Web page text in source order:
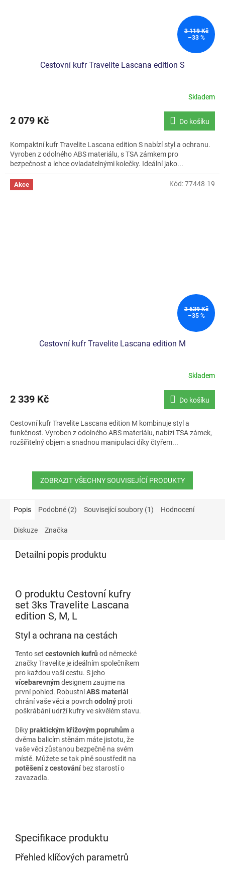
3 119 Kč
–33 %
Cestovní kufr Travelite Lascana edition S
Skladem
2 079 Kč Do košíku
Kompaktní kufr Travelite Lascana edition S nabízí styl a ochranu.
Vyroben z odolného ABS materiálu, s TSA zámkem pro
bezpečnost a lehce ovladatelnými kolečky. Ideální jako...
Akce
3 639 Kč
–35 %
Cestovní kufr Travelite Lascana edition M
Skladem
2 339 Kč Do košíku
Cestovní kufr Travelite Lascana edition M kombinuje styl a
funkčnost. Vyroben z odolného ABS materiálu, nabízí TSA zámek,
rozšířitelný objem a snadnou manipulaci díky čtyřem...
Kód:77448-19
ZOBRAZIT VŠECHNY SOUVISEJÍCÍ PRODUKTY
Popis Podobné (2) Související soubory (1) Hodnocení
Diskuze Značka
Detailní popis produktu
O produktu Cestovní kufry
set 3ks Travelite Lascana
edition S, M, L
Styl a ochrana na cestách
Tento set cestovních kufrů od německé
značky Travelite je ideálním společníkem
pro každou vaši cestu. S jeho
vícebarevnýmdesignem zaujme na
první pohled. RobustníABS materiál
chrání vaše věci a povrch odolný proti
poškrábání udrží kufry ve skvělém stavu.
Díkypraktickým křížovým popruhůma
dvěma balicím stěnám máte jistotu, že
vaše věci zůstanou bezpečně na svém
místě. Můžete se tak plně soustředit na
potěšení z cestování bez starostí o
zavazadla.
Specifikace produktu
Přehled klíčových parametrů